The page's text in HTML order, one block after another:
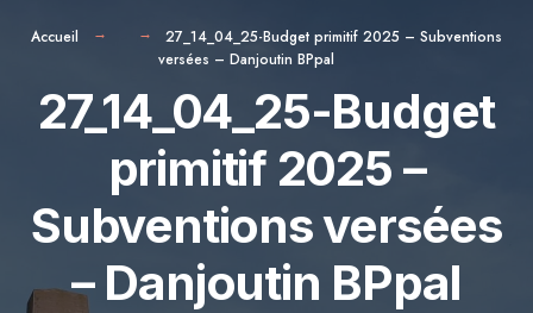
Accueil
27_14_04_25-Budget primitif 2025 – Subventions
versées – Danjoutin BPpal
27_14_04_25-Budget
primitif 2025 –
Subventions versées
– Danjoutin BPpal